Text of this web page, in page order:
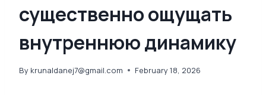
существенно ощущать
внутреннюю динамику
By krunaldanej7@gmail.com February 18, 2026